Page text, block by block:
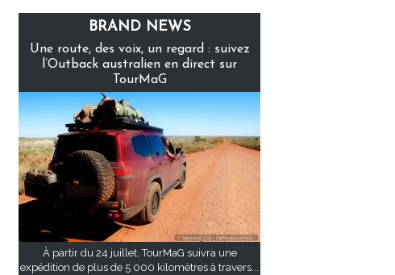
BRAND NEWS
Une route, des voix, un regard : suivez
l’Outback australien en direct sur
TourMaG
À partir du 24 juillet, TourMaG suivra une
expédition de plus de 5 000 kilomètres à travers...